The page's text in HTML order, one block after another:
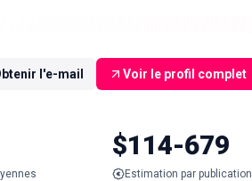
l'e-mail Voir le profil complet
$114-679
Estimation par publication